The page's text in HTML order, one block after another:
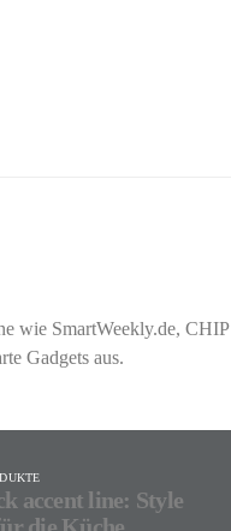
wie SmartWeekly.de, CHIP
Gadgets aus.
accent line: Style